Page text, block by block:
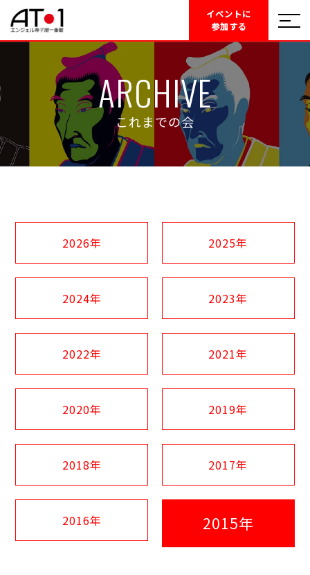
イベントに
参加する
ARCHIVE
これまでの会
2026年 2025年
2024年 2023年
2022年 2021年
2020年 2019年
2018年 2017年
2016年 2015年